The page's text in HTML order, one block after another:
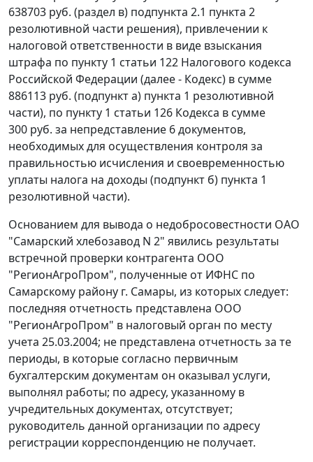
638703 руб. (раздел в) подпункта 2.1 пункта 2
резолютивной части решения), привлечении к
налоговой ответственности в виде взыскания
штрафа по пункту 1 статьи 122 Налогового кодекса
Российской Федерации (далее - Кодекс) в сумме
886113 руб. (подпункт а) пункта 1 резолютивной
части), по пункту 1 статьи 126 Кодекса в сумме
300 руб. за непредставление 6 документов,
необходимых для осуществления контроля за
правильностью исчисления и своевременностью
уплаты налога на доходы (подпункт б) пункта 1
резолютивной части).
Основанием для вывода о недобросовестности ОАО
"Самарский хлебозавод N 2" явились результаты
встречной проверки контрагента ООО
"РегионАгроПром", полученные от ИФНС по
Самарскому району г. Самары, из которых следует:
последняя отчетность представлена ООО
"РегионАгроПром" в налоговый орган по месту
учета 25.03.2004; не представлена отчетность за те
периоды, в которые согласно первичным
бухгалтерским документам он оказывал услуги,
выполнял работы; по адресу, указанному в
учредительных документах, отсутствует;
руководитель данной организации по адресу
регистрации корреспонденцию не получает.